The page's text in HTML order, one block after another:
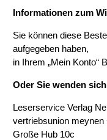
Informationen zum
Sie können diese
aufgegeben haben,
in Ihrem „Mein Konto“
Oder Sie wenden
Leserservice Verlag
vertriebsunion
Große Hub 10c